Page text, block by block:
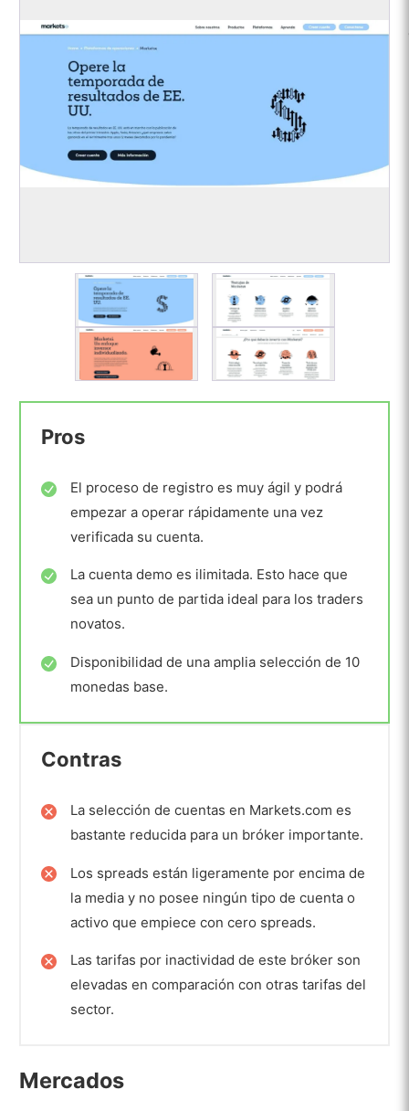
Pros
El proceso de registro es muy ágil y podrá
empezar a operar rápidamente una vez
verificada su cuenta.
La cuenta demo es ilimitada. Esto hace que
sea un punto de partida ideal para los traders
novatos.
Disponibilidad de una amplia selección de 10
monedas base.
Contras
La selección de cuentas en Markets.com es
bastante reducida para un bróker importante.
Los spreads están ligeramente por encima de
la media y no posee ningún tipo de cuenta o
activo que empiece con cero spreads.
Las tarifas por inactividad de este bróker son
elevadas en comparación con otras tarifas del
sector.​
Mercados